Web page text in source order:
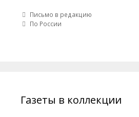
Post navigation
Письмо в редакцию
По России
Газеты в коллекции